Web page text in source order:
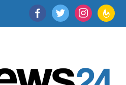
facebooktwitter instagram